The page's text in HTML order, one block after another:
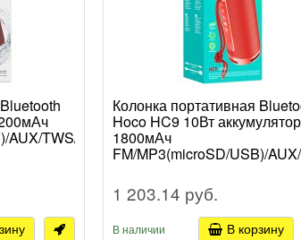
AUX/TWS/LED/IPX5
Колонка портативная
Hoco HC9 10Вт аккумулятор
1800мАч
FM/MP3(microSD/USB)/AUX/
красный (1/5/40)
1 203.14 руб.
В наличии В корзину